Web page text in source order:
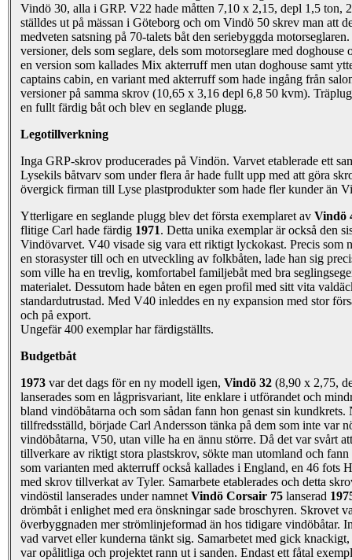
Vindö 30, alla i GRP. V22 hade måtten 7,10 x 2,15, depl 1,5 ton,
ställdes ut på mässan i Göteborg och om Vindö 50 skrev man att
medveten satsning på 70-talets båt den seriebyggda
versioner, dels som seglare, dels som motorseglare med
en version som kallades Mix akterruff men utan doghouse samt
captains cabin, en variant med akterruff som hade ingång från
versioner på samma skrov (10,65 x 3,16 depl 6,8 50 kvm).
en fullt färdig båt och blev en seglande plugg.
Legotillverkning
Inga GRP-skrov producerades på Vindön. Varvet etablerade ett
Lysekils båtvarv som under flera år hade fullt upp med att göra
övergick firman till Lyse plastprodukter som hade fler kunder än
Ytterligare en seglande plugg blev det första exemplaret av Vindö
flitige Carl hade färdig 1971. Detta unika exemplar är också den
Vindövarvet. V40 visade sig vara ett riktigt lyckokast. Precis som
en storasyster till och en utveckling av folkbåten, lade han sig
som ville ha en trevlig, komfortabel familjebåt med bra
materialet. Dessutom hade båten en egen profil med sitt vita
standardutrustad. Med V40 inleddes en ny expansion med stor
och på export.
Ungefär 400 exemplar har färdigställts.
Budgetbåt
1973 var det dags för en ny modell igen, Vindö 32 (8,90 x 2,75,
lanserades som en lågprisvariant, lite enklare i utförandet och
bland vindöbåtarna och som sådan fann hon genast sin kundkrets.
tillfredsställd, började Carl Andersson tänka på dem som inte var
vindöbåtarna, V50, utan ville ha en ännu större. Då det var svårt
tillverkare av riktigt stora plastskrov, sökte man utomland och
som varianten med akterruff också kallades i England, en 46 fots
med skrov tillverkat av Tyler. Samarbete etablerades och detta
vindöstil lanserades under namnet Vindö Corsair 75 lanserad
drömbåt i enlighet med era önskningar sade broschyren. Skrovet
överbyggnaden mer strömlinjeformad än hos tidigare vindöbåtar.
vad varvet eller kunderna tänkt sig. Samarbetet med gick
var opålitliga och projektet rann ut i sanden. Endast ett fåtal